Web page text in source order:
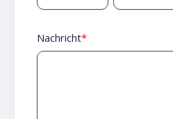
Nachricht*